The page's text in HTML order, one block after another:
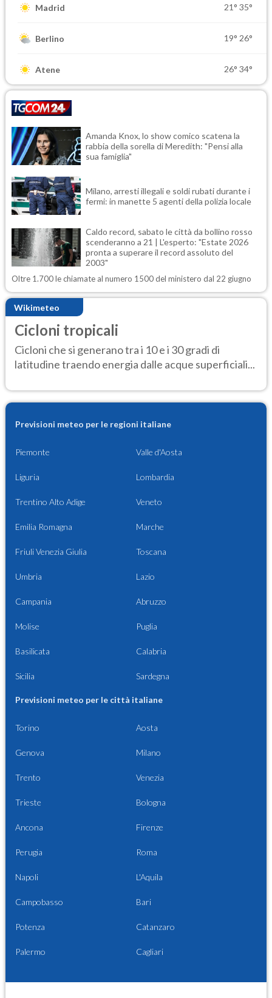
Madrid 21° 35°
Berlino 19° 26°
Atene 26° 34°
Amanda Knox, lo show comico scatena la
rabbia della sorella di Meredith: "Pensi alla
sua famiglia"
Milano, arresti illegali e soldi rubati durante i
fermi: in manette 5 agenti della polizia locale
Caldo record, sabato le città da bollino rosso
scenderanno a 21 | L'esperto: "Estate 2026
pronta a superare il record assoluto del
2003"
Oltre 1.700 le chiamate al numero 1500 del ministero dal 22 giugno
Wikimeteo
Cicloni tropicali
Cicloni che si generano tra i 10 e i 30 gradi di
latitudine traendo energia dalle acque superficiali...
Previsioni meteo per le regioni italiane
Piemonte Valle d'Aosta
Liguria Lombardia
Trentino Alto Adige Veneto
Emilia Romagna Marche
Friuli Venezia Giulia Toscana
Umbria Lazio
Campania Abruzzo
Molise Puglia
Basilicata Calabria
Sicilia Sardegna
Previsioni meteo per le città italiane
Torino Aosta
Genova Milano
Trento Venezia
Trieste Bologna
Ancona Firenze
Perugia Roma
Napoli L'Aquila
Campobasso Bari
Potenza Catanzaro
Palermo Cagliari